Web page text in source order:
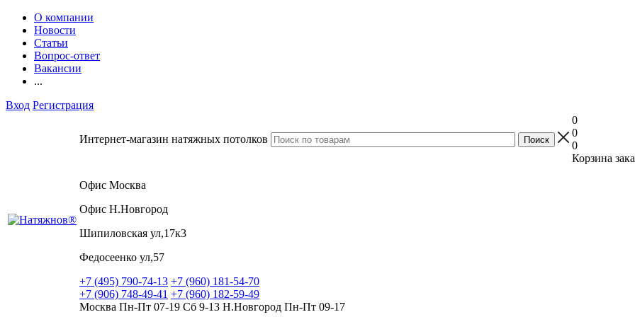
О компании
Новости
Статьи
Вопрос-ответ
Вакансии
...
Вход Регистрация
Интернет-магазин натяжных потолков
0
0
0
Корзина
Офис Москва
Офис Н.Новгород
Шипиловская ул,17к3
Федосеенко ул,57
+7 (495) 790-74-13 +7 (960) 181-54-70
+7 (906) 748-49-41 +7 (960) 182-59-49
Москва Пн-Пт 07-19 Сб 9-13 Н.Новгород Пн-Пт 09-17